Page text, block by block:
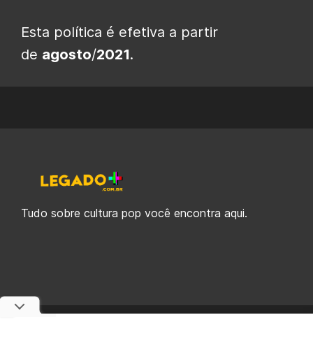
Esta política é efetiva a partir
de agosto/2021.
Tudo sobre cultura pop você encontra aqui.